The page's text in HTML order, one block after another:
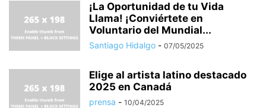
¡La Oportunidad de tu Vida
Llama! ¡Conviértete en
Voluntario del Mundial...
Santiago Hidalgo - 07/05/2025
Elige al artista latino destacado
2025 en Canadá
prensa - 10/04/2025